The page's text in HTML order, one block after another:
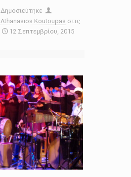
Δημοσιεύτηκε
Athanasios Koutoupas στις
12 Σεπτεμβρίου, 2015